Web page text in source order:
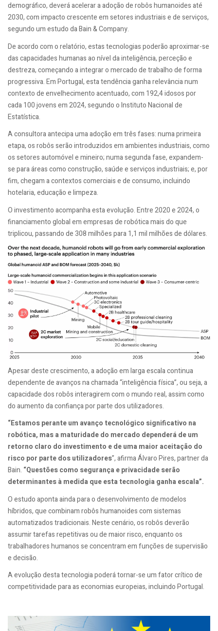
demográfico, deverá acelerar a adoção de robôs humanoides até
2030, com impacto crescente em setores industriais e de serviços,
segundo um estudo da Bain & Company.
De acordo com o relatório, estas tecnologias poderão aproximar-se
das capacidades humanas ao nível da inteligência, perceção e
destreza, começando a integrar o mercado de trabalho de forma
progressiva. Em Portugal, esta tendência ganha relevância num
contexto de envelhecimento acentuado, com 192,4 idosos por
cada 100 jovens em 2024, segundo o Instituto Nacional de
Estatística.
A consultora antecipa uma adoção em três fases: numa primeira
etapa, os robôs serão introduzidos em ambientes industriais, como
os setores automóvel e mineiro; numa segunda fase, expandem-
se para áreas como construção, saúde e serviços industriais; e, por
fim, chegam a contextos comerciais e de consumo, incluindo
hotelaria, educação e limpeza.
O investimento acompanha esta evolução. Entre 2020 e 2024, o
financiamento global em empresas de robótica mais do que
triplicou, passando de 308 milhões para 1,1 mil milhões de dólares.
Apesar deste crescimento, a adoção em larga escala continua
dependente de avanços na chamada “inteligência física”, ou seja, a
capacidade dos robôs interagirem com o mundo real, assim como
do aumento da confiança por parte dos utilizadores.
“Estamos perante um avanço tecnológico significativo na
robótica, mas a maturidade do mercado dependerá de um
retorno claro do investimento e de uma maior aceitação do
risco por parte dos utilizadores”, afirma Álvaro Pires, partner da
Bain. “Questões como segurança e privacidade serão
determinantes à medida que esta tecnologia ganha escala”.
O estudo aponta ainda para o desenvolvimento de modelos
híbridos, que combinam robôs humanoides com sistemas
automatizados tradicionais. Neste cenário, os robôs deverão
assumir tarefas repetitivas ou de maior risco, enquanto os
trabalhadores humanos se concentram em funções de supervisão
e decisão.
A evolução desta tecnologia poderá tornar-se um fator crítico de
competitividade para as economias europeias, incluindo Portugal.